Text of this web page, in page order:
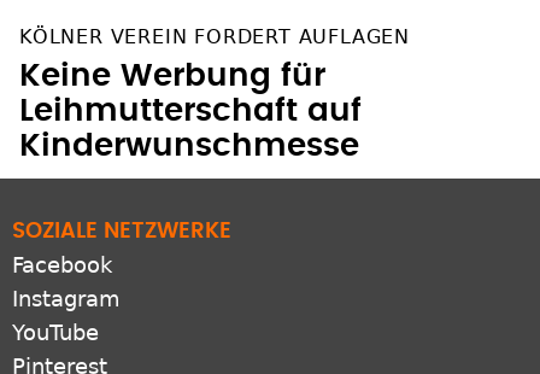
KÖLNER VEREIN FORDERT AUFLAGEN
Keine Werbung für
Leihmutterschaft auf
Kinderwunschmesse
SOZIALE NETZWERKE
Facebook
Instagram
YouTube
Pinterest